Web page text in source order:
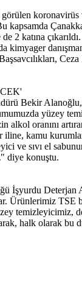
kapsamda
2 katına
kimyager
Bekir
yüzey
alkol oranını
kamu
ve sıvı el
diye konuştu.
İşyurdu Deterjan
Ürünlerimiz
temizleyicimiz,
halk olarak bu